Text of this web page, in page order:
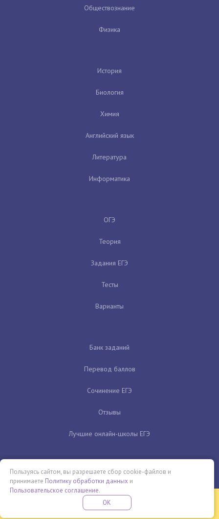
Обществознание
Физика
История
Биология
Химия
Английский язык
Литература
Информатика
ОГЭ
Теория
Задания ЕГЭ
Тесты
Варианты
Банк заданий
Перевод баллов
Сочинение ЕГЭ
Отзывы
Лучшие онлайн-школы ЕГЭ
Бесплатная летняя школа
ПРОВЕДИ ЭТО ЛЕТО С ПОЛЬЗОЙ
Пользуясь сайтом, вы разрешаете сбор cookie-файлов и
принимаете Политику обработки данных и
Пользовательское соглашение.
OK